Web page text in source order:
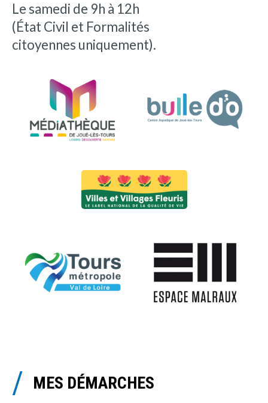
Le samedi de 9h à 12h
(État Civil et Formalités
citoyennes uniquement).
MES DÉMARCHES